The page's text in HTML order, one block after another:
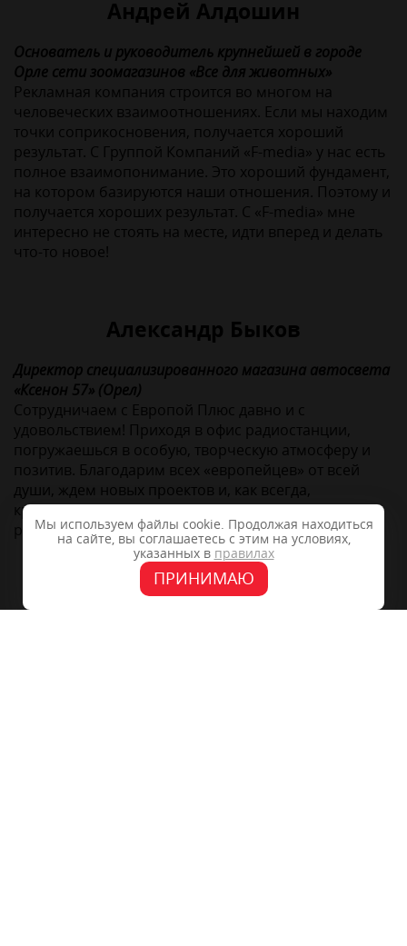
Андрей Алдошин
Основатель и руководитель крупнейшей в городе
Орле сети зоомагазинов «Все для животных»
Рекламная компания строится во многом на
человеческих взаимоотношениях. Если мы находим
точки соприкосновения, получается хороший
результат. С Группой Компаний «F-media» у нас есть
полное взаимопонимание. Это хороший фундамент,
на котором базируются наши отношения. Поэтому и
получается хороших результат. С «F-media» мне
интересно не стоять на месте, идти вперед и делать
что-то новое!
Александр Быков
Директор специализированного магазина автосвета
«Ксенон 57» (Орел)
Сотрудничаем с Европой Плюс давно и с
удовольствием! Приходя в офис радиостанции,
погружаешься в особую, творческую атмосферу и
позитив. Благодарим всех «европейцев» от всей
души, ждем новых проектов и, как всегда,
креативных и нестандартных маркетинговых
решений!
Мы используем файлы cookie. Продолжая находиться
на сайте, вы соглашаетесь с этим на условиях,
указанных в правилах
ПРИНИМАЮ